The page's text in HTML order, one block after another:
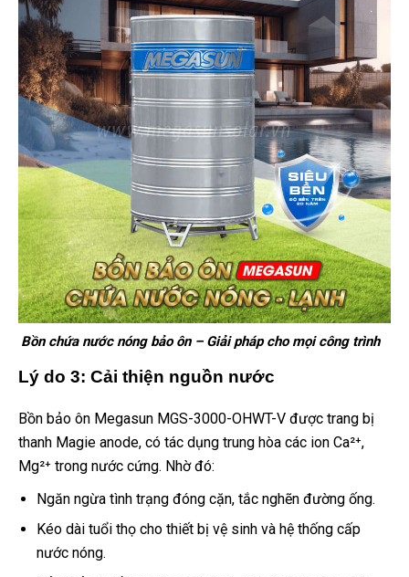
Bồn chứa nước nóng bảo ôn – Giải pháp cho mọi công trình
Lý do 3: Cải thiện nguồn nước
Bồn bảo ôn Megasun MGS-3000-OHWT-V được trang bị
thanh Magie anode, có tác dụng trung hòa các ion Ca²⁺,
Mg²⁺ trong nước cứng. Nhờ đó:
Ngăn ngừa tình trạng đóng cặn, tắc nghẽn đường ống.
Kéo dài tuổi thọ cho thiết bị vệ sinh và hệ thống cấp
nước nóng.